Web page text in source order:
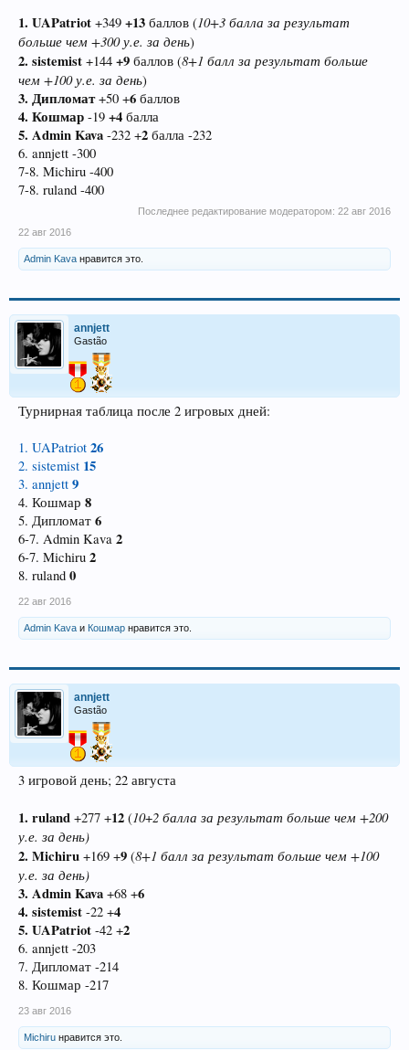
1. UAPatriot +349 +13 баллов (10+3 балла за результат
больше чем +300 у.е. за день)
2. sistemist +144 +9 баллов (8+1 балл за результат больше
чем +100 у.е. за день)
3. Дипломат+50 +6 баллов
4. Кошмар -19 +4 балла
5. Admin Kava -232 +2 балла -232
6. annjett -300
7-8. Michiru -400
7-8. ruland -400
Последнее редактирование модератором: 22 авг 2016
22 авг 2016
Admin Kava нравится это.
annjett
Gastão
Турнирная таблица после 2 игровых дней:
1. UAPatriot 26
2. sistemist 15
3. annjett 9
4. Кошмар 8
5. Дипломат 6
6-7. Admin Kava 2
6-7. Michiru 2
8. ruland 0
22 авг 2016
Admin Kava и Кошмар нравится это.
annjett
Gastão
3 игровой день; 22 августа
1. ruland +277 +12 (10+2 балла за результат больше чем +200
у.е. за день)
2. Michiru +169 +9 (8+1 балл за результат больше чем +100
у.е. за день)
3. Admin Kava +68 +6
4. sistemist -22 +4
5. UAPatriot -42 +2
6. annjett -203
7. Дипломат -214
8. Кошмар -217
23 авг 2016
Michiru нравится это.